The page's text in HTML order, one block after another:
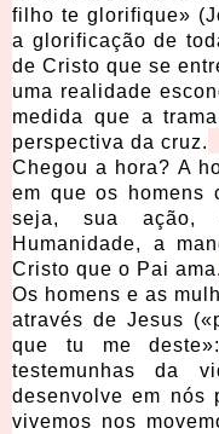
filho te glorifique»
a glorificação de
de Cristo que se
uma realidade
medida que a
perspectiva da cruz.
Chegou a hora? A
em que os homens
seja, sua ação,
Humanidade, a
Cristo que o Pai ama.
Os homens e as
através de Jesus
que tu me
testemunhas da
desenvolve em nós
vivemos nos